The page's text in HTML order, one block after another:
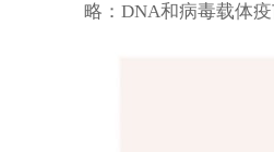
略：DNA和病毒载体疫